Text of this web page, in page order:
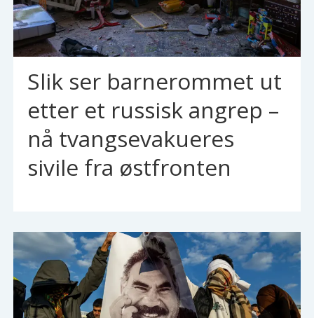
Slik ser barnerommet ut
etter et russisk angrep –
nå tvangsevakueres
sivile fra østfronten